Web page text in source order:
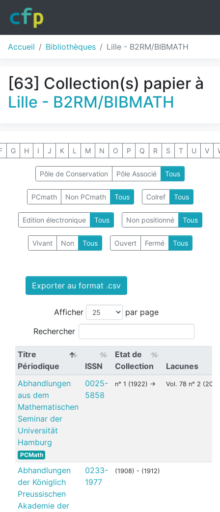
Accueil Bibliothèques Lille - B2RM/BIBMATH
[63] Collection(s) papier à
Lille - B2RM/BIBMATH
G H I J K L M N O P Q R S T U V
Pôle de Conservation Pôle Associé Tous
PCmath Non PCmath Tous Colref Tous
Edition électronique Tous Non positionné Tous
Vivant Non Tous Ouvert Fermé Tous
Exporter au format .csv
Afficher
par page
Rechercher
Titre
Périodique
ISSN
Etat de
Collection
Lacunes
Abhandlungen
aus dem
Mathematischen
Seminar der
Universität
Hamburg
PCMath
0025-
5858
n° 1 (1922) -> Vol. 78 n° 2
Abhandlungen
der Königlich
Preussischen
Akademie der
0233-
1977
(1908) - (1912)